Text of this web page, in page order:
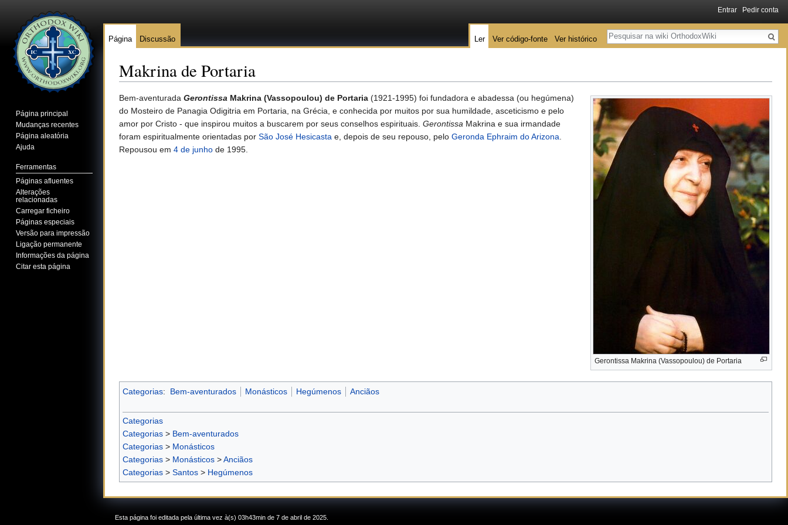
Makrina de Portaria
Gerontissa Makrina (Vassopoulou) de Portaria
Bem-aventurada Gerontissa Makrina (Vassopoulou) de Portaria (1921-1995) foi fundadora e abadessa (ou hegúmena)
do Mosteiro de Panagia Odigitria em Portaria, na Grécia, e conhecida por muitos por sua humildade, asceticismo e pelo
amor por Cristo - que inspirou muitos a buscarem por seus conselhos espirituais. Gerontissa Makrina e sua irmandade
foram espiritualmente orientadas por São José Hesicasta e, depois de seu repouso, pelo Geronda Ephraim do Arizona.
Repousou em 4 de junho de 1995.
Categorias: Bem-aventurados Monásticos Hegúmenos Anciãos
Categorias
Categorias > Bem-aventurados
Categorias > Monásticos
Categorias > Monásticos >Anciãos
Categorias > Santos > Hegúmenos
Entrar Pedir conta
Página Discussão Ler Ver código-fonte Ver histórico
Pesquisa
Página principal
Mudanças recentes
Página aleatória
Ajuda
Ferramentas
Páginas afluentes
Alterações
relacionadas
Carregar ficheiro
Páginas especiais
Versão para impressão
Ligação permanente
Informações da página
Citar esta página
Esta página foi editada pela última vez à(s) 03h43min de 7 de abril de 2025.